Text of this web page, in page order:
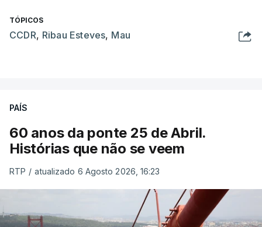
TÓPICOS
CCDR, Ribau Esteves, Mau
PAÍS
60 anos da ponte 25 de Abril.
Histórias que não se veem
RTP / atualizado 6 Agosto 2026, 16:23